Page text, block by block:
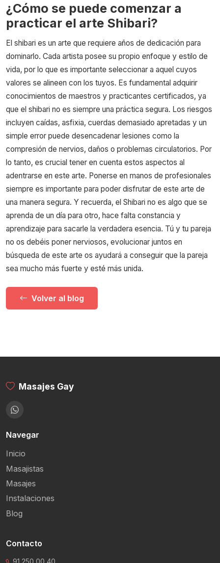
¿Cómo se puede comenzar a
practicar el arte Shibari?
El shibari es un arte que requiere años de dedicación para
dominarlo. Cada artista posee su propio enfoque y estilo de
vida, por lo que es importante seleccionar a aquel cuyos
valores se alineen con los tuyos. Es fundamental adquirir
conocimientos de maestros y practicantes certificados, ya
que el shibari no es siempre una práctica segura. Los riesgos
incluyen caídas, asfixia, cuerdas demasiado apretadas y un
simple error puede desencadenar lesiones como la
compresión de nervios, daños o problemas circulatorios. Por
lo tanto, es crucial tener en cuenta estos aspectos al
adentrarse en este arte. Ponerse en manos de profesionales
siempre es importante para poder disfrutar de este arte de
una manera segura. Y recuerda, el Shibari no es algo que se
aprenda de un día para otro, hace falta constancia y
aprendizaje para sacarle la verdadera esencia. Tú y tu pareja
no os debéis poner nerviosos, evolucionar juntos en
búsqueda de este arte os ayudará a conseguir que la pareja
sea mucho más fuerte y esté más unida.
Volver al blog
Masajes Gay
Navegar
Inicio
Masajistas
Masajes
Instalaciones
Blog
Contacto
91 250 00 40